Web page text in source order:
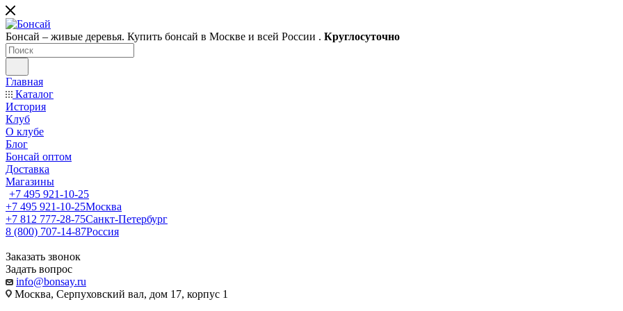
Бонсай – живые деревья. Купить бонсай в Москве и всей России . Круглосуточно
Главная
Каталог
История
Клуб
О клубе
Блог
Бонсай оптом
Доставка
Магазины
+7 495 921-10-25
+7 495 921-10-25Москва
+7 812 777-28-75Санкт-Петербург
8 (800) 707-14-87Россия
Заказать звонок
Задать вопрос
info@bonsay.ru
Москва, Cерпуховский вал, дом 17, корпус 1